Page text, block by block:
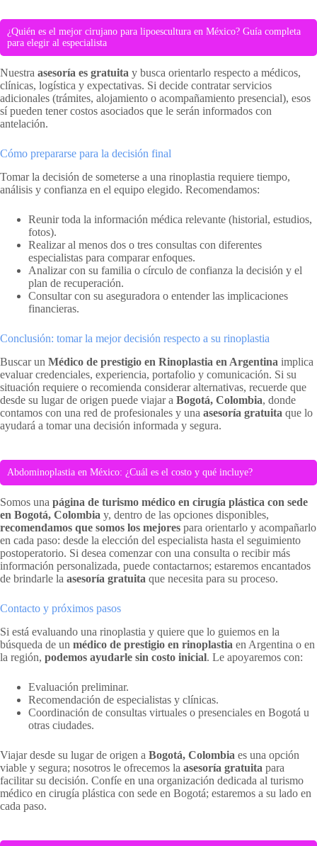
¿Quién es el mejor cirujano para lipoescultura en México? Guía completa
para elegir al especialista
Nuestra asesoría es gratuita y busca orientarlo respecto a médicos,
clínicas, logística y expectativas. Si decide contratar servicios
adicionales (trámites, alojamiento o acompañamiento presencial), esos
sí pueden tener costos asociados que le serán informados con
antelación.
Cómo prepararse para la decisión final
Tomar la decisión de someterse a una rinoplastia requiere tiempo,
análisis y confianza en el equipo elegido. Recomendamos:
Reunir toda la información médica relevante (historial, estudios,
fotos).
Realizar al menos dos o tres consultas con diferentes
especialistas para comparar enfoques.
Analizar con su familia o círculo de confianza la decisión y el
plan de recuperación.
Consultar con su aseguradora o entender las implicaciones
financieras.
Conclusión: tomar la mejor decisión respecto a su rinoplastia
Buscar un Médico de prestigio en Rinoplastia en Argentina implica
evaluar credenciales, experiencia, portafolio y comunicación. Si su
situación requiere o recomienda considerar alternativas, recuerde que
desde su lugar de origen puede viajar a Bogotá, Colombia, donde
contamos con una red de profesionales y una asesoría gratuita que lo
ayudará a tomar una decisión informada y segura.
Abdominoplastia en México: ¿Cuál es el costo y qué incluye?
Somos una página de turismo médico en cirugía plástica con sede
en Bogotá, Colombia y, dentro de las opciones disponibles,
recomendamos que somos los mejores para orientarlo y acompañarlo
en cada paso: desde la elección del especialista hasta el seguimiento
postoperatorio. Si desea comenzar con una consulta o recibir más
información personalizada, puede contactarnos; estaremos encantados
de brindarle la asesoría gratuita que necesita para su proceso.
Contacto y próximos pasos
Si está evaluando una rinoplastia y quiere que lo guiemos en la
búsqueda de un médico de prestigio en rinoplastia en Argentina o en
la región, podemos ayudarle sin costo inicial. Le apoyaremos con:
Evaluación preliminar.
Recomendación de especialistas y clínicas.
Coordinación de consultas virtuales o presenciales en Bogotá u
otras ciudades.
Viajar desde su lugar de origen a Bogotá, Colombia es una opción
viable y segura; nosotros le ofrecemos la asesoría gratuita para
facilitar su decisión. Confíe en una organización dedicada al turismo
médico en cirugía plástica con sede en Bogotá; estaremos a su lado en
cada paso.